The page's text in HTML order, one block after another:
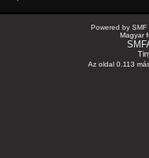
Powered by SMF
Magyar
Az oldal 0.113